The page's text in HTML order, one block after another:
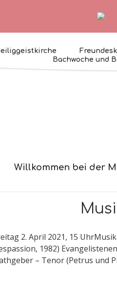
Bachwoche und
Willkommen bei der
2. April 2021, 15
1982)
– Tenor (Petrus